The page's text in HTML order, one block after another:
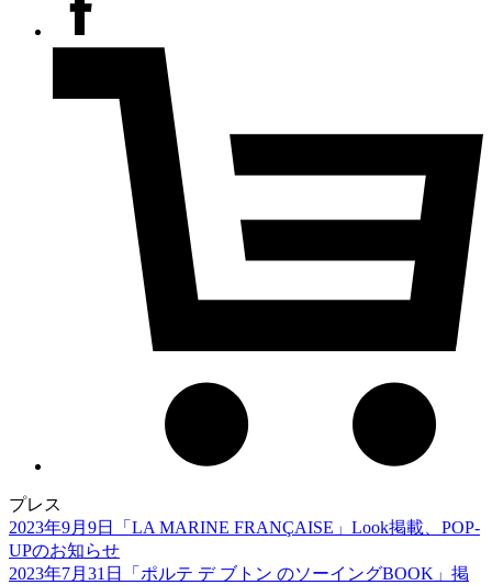
プレス
2023年9月9日
「LA MARINE FRANÇAISE」Look掲載、POP-
UPのお知らせ
2023年7月31日
「ポルテ デ ブトン のソーイングBOOK」掲